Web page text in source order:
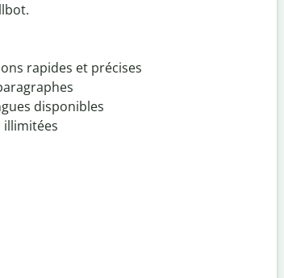
rapides et précises
disponibles